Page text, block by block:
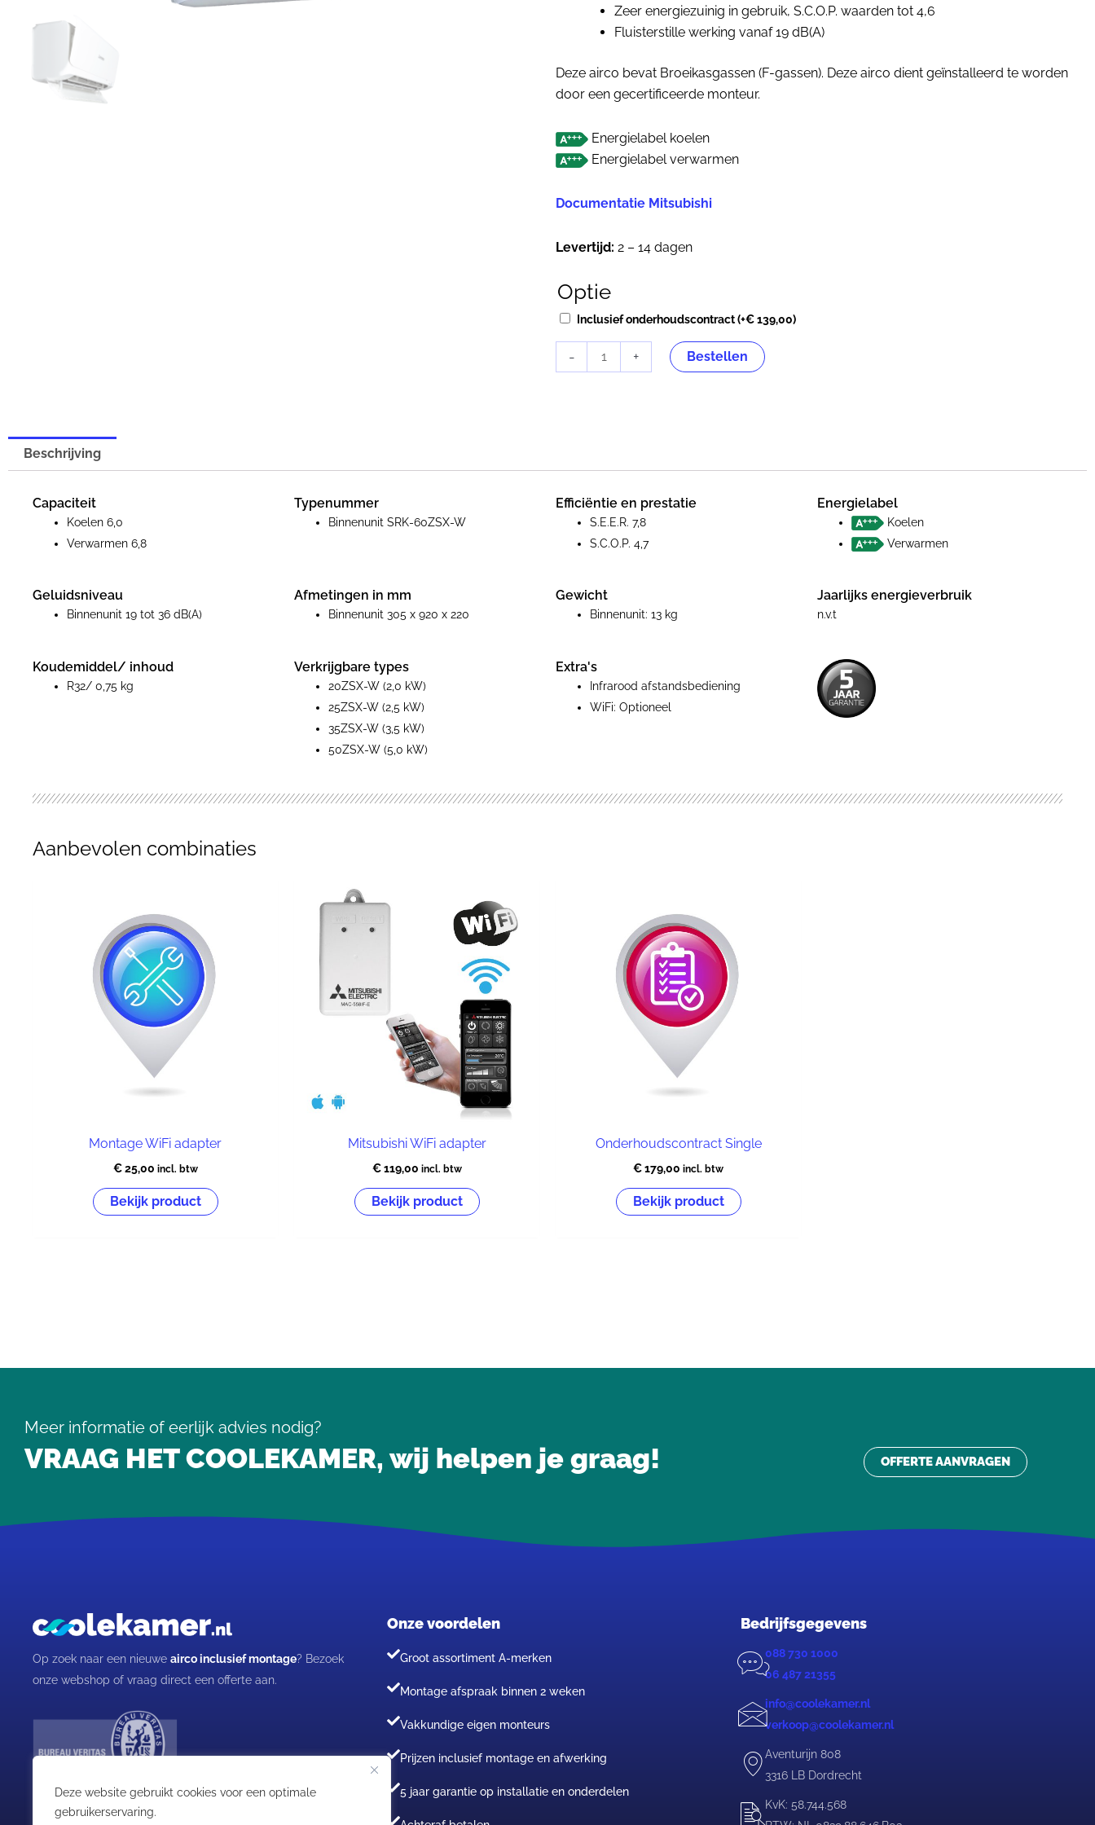
Deze website gebruikt cookies voor een optimale
gebruikerservaring.
Zeer energiezuinig in gebruik, S.C.O.P. waarden tot 4,6
Fluisterstille werking vanaf 19 dB(A)
Deze airco bevat Broeikasgassen (F-gassen). Deze airco dient geïnstalleerd te worden
door een gecertificeerde monteur.
Energielabel koelen
Energielabel verwarmen
Documentatie Mitsubishi
Levertijd: 2 – 14 dagen
Optie
Inclusief onderhoudscontract(+€139,00)
-
Mitsubishi
Heavy
60ZSX-
W
+ Bestellen
Beschrijving
Capaciteit
Koelen 6,0
Verwarmen 6,8
Typenummer
Binnenunit SRK-60ZSX-W
Efficiëntie en prestatie
S.E.E.R. 7,8
S.C.O.P. 4,7
Energielabel
Koelen
Verwarmen
Geluidsniveau
Binnenunit 19 tot 36 dB(A)
Afmetingen in mm
Binnenunit 305 x 920 x 220
Gewicht
Binnenunit: 13 kg
Jaarlijks energieverbruik
n.v.t
Koudemiddel/ inhoud
R32/ 0,75 kg
Verkrijgbare types
20ZSX-W (2,0 kW)
25ZSX-W (2,5 kW)
35ZSX-W (3,5 kW)
50ZSX-W (5,0 kW)
Extra's
Infrarood afstandsbediening
WiFi: Optioneel
Aanbevolen combinaties
Montage WiFi adapter
€25,00 incl. btw
Bekijk product
Mitsubishi WiFi adapter
€119,00 incl. btw
Bekijk product
Onderhoudscontract Single
€179,00 incl. btw
Bekijk product
Meer informatie of eerlijk advies nodig?
VRAAG HET COOLEKAMER, wij helpen je graag! OFFERTE AANVRAGEN
Op zoek naar een nieuwe airco inclusief montage? Bezoek
onze webshop of vraag direct een offerte aan.
Onze voordelen
Groot assortiment A-merken
Montage afspraak binnen 2 weken
Vakkundige eigen monteurs
Prijzen inclusief montage en afwerking
5 jaar garantie op installatie en onderdelen
Bedrijfsgegevens
088 730 1000
06 487 21355
info@coolekamer.nl
verkoop@coolekamer.nl
Aventurijn 808
3316 LB Dordrecht
KvK: 58.744.568